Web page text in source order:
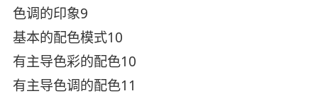
色调的印象9
基本的配色模式10
有主导色彩的配色10
有主导色调的配色11